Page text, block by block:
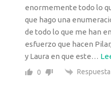
enormemente todo lo
que hago una
de todo lo que me han
esfuerzo que hacen
y Laura en que este…
0 Respuesta